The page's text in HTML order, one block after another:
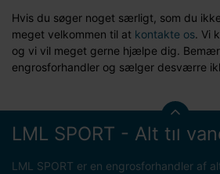
Hvis du søger noget særligt, som du
meget velkommen til at kontakte os. Vi
og vi vil meget gerne hjælpe dig.
engrosforhandler og sælger desværre
LML SPORT - Alt til
LML SPORT er en engrosforhandler af